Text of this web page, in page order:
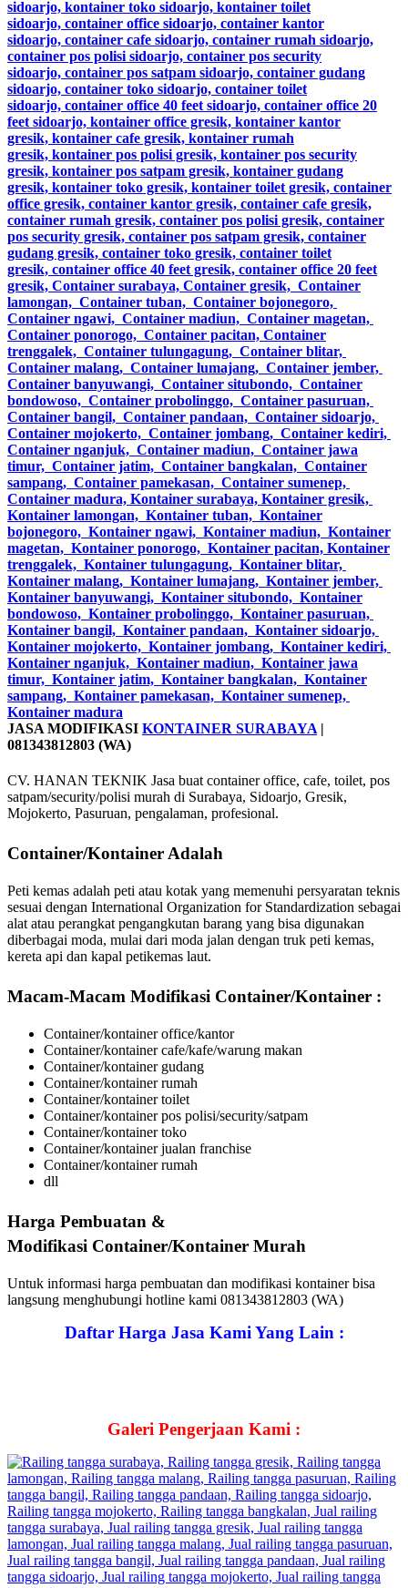
JASA MODIFIKASI KONTAINER SURABAYA |
081343812803 (WA)
CV. HANAN TEKNIK Jasa buat container office, cafe, toilet, pos
satpam/security/polisi murah di Surabaya, Sidoarjo, Gresik,
Mojokerto, Pasuruan, pengalaman, profesional.
Container/Kontainer Adalah
Peti kemas adalah peti atau kotak yang memenuhi persyaratan teknis
sesuai dengan International Organization for Standardization sebagai
alat atau perangkat pengangkutan barang yang bisa digunakan
diberbagai moda, mulai dari moda jalan dengan truk peti kemas,
kereta api dan kapal petikemas laut.
Macam-Macam Modifikasi Container/Kontainer :
Container/kontainer office/kantor
Container/kontainer cafe/kafe/warung makan
Container/kontainer gudang
Container/kontainer rumah
Container/kontainer toilet
Container/kontainer pos polisi/security/satpam
Container/kontainer toko
Container/kontainer jualan franchise
Container/kontainer rumah
dll
Harga Pembuatan &
Modifikasi Container/Kontainer Murah
Untuk informasi harga pembuatan dan modifikasi kontainer bisa
langsung menghubungi hotline kami 081343812803 (WA)
Daftar Harga Jasa Kami Yang Lain :
Galeri Pengerjaan Kami :